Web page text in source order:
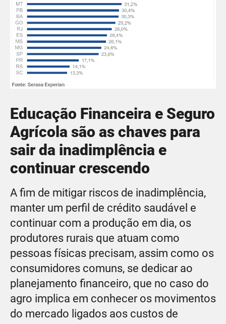
Educação Financeira e Seguro
Agrícola são as chaves para
sair da inadimplência e
continuar crescendo
A fim de mitigar riscos de inadimplência,
manter um perfil de crédito saudável e
continuar com a produção em dia, os
produtores rurais que atuam como
pessoas físicas precisam, assim como os
consumidores comuns, se dedicar ao
planejamento financeiro, que no caso do
agro implica em conhecer os movimentos
do mercado ligados aos custos de